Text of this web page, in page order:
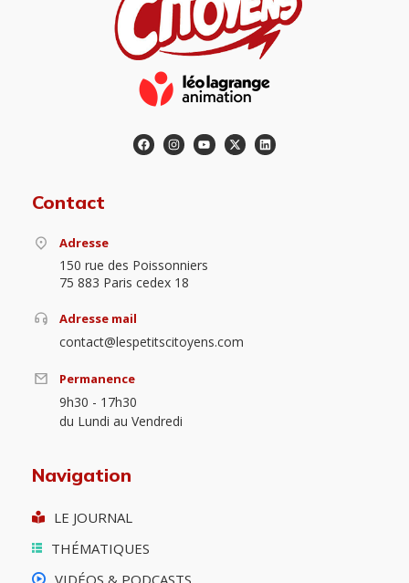
Contact
Adresse
150 rue des Poissonniers
75 883 Paris cedex 18
Adresse mail
contact@lespetitscitoyens.com
Permanence
9h30 - 17h30
du Lundi au Vendredi
Navigation
LE JOURNAL
THÉMATIQUES
VIDÉOS & PODCASTS